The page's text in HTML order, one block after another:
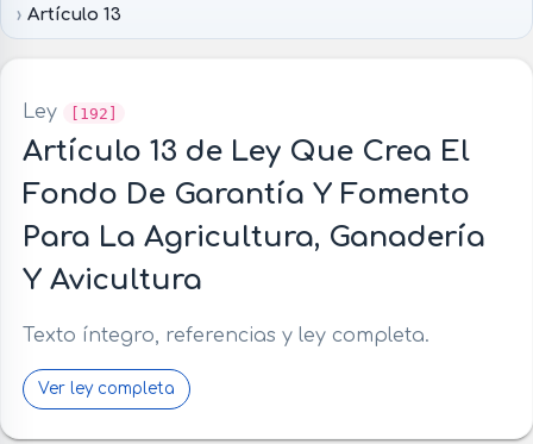
Artículo 13
Ley [192]
Artículo 13 de Ley Que Crea El
Fondo De Garantía Y Fomento
Para La Agricultura, Ganadería
Y Avicultura
Texto íntegro, referencias y ley completa.
Ver ley completa